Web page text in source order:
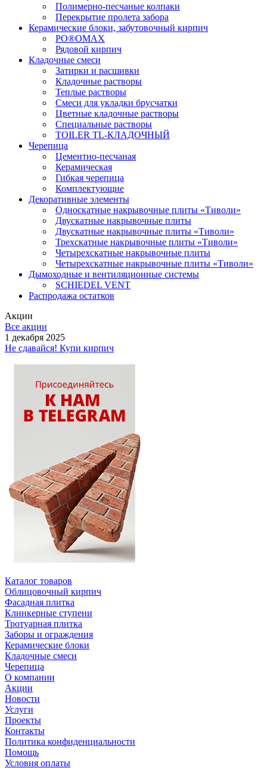
Полимерно-песчаные колпаки
Перекрытие пролета забора
Керамические блоки, забутовочный кирпич
PO®OMAX
Рядовой кирпич
Кладочные смеси
Затирки и расшивки
Кладочные растворы
Теплые растворы
Смеси для укладки брусчатки
Цветные кладочные растворы
Специальные растворы
TOILER TL-КЛАДОЧНЫЙ
Черепица
Цементно-песчаная
Керамическая
Гибкая черепица
Комплектующие
Декоративные элементы
Односкатные накрывочные плиты «Тиволи»
Двускатные накрывочные плиты
Двускатные накрывочные плиты «Тиволи»
Трехскатные накрывочные плиты «Тиволи»
Четырехскатные накрывочные плиты
Четырехскатные накрывочные плиты «Тиволи»
Дымоходные и вентиляционные системы
SCHIEDEL VENT
Распродажа остатков
Акции
Все акции
1 декабря 2025
Не сдавайся! Купи кирпич
Каталог товаров
Облицовочный кирпич
Фасадная плитка
Клинкерные ступени
Тротуарная плитка
Заборы и ограждения
Керамические блоки
Кладочные смеси
Черепица
О компании
Акции
Новости
Услуги
Проекты
Контакты
Политика конфиденциальности
Помощь
Условия оплаты